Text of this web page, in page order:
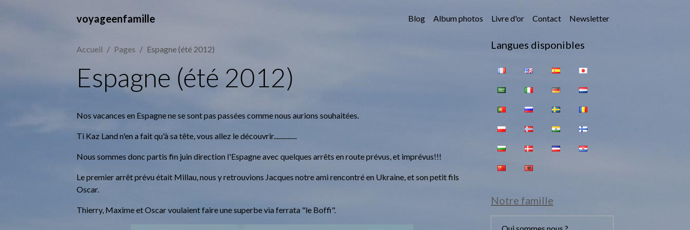
voyageenfamille Blog Album photos Livre d'or Contact Newsletter
Accueil Pages Espagne (été 2012)
Espagne (été 2012)
Nos vacances en Espagne ne se sont pas passées comme nous aurions souhaitées.
Ti Kaz Land n'en a fait qu'à sa tête, vous allez le découvrir...............
Nous sommes donc partis fin juin direction l'Espagne avec quelques arrêts en route prévus, et imprévus!!!
Le premier arrêt prévu était Millau, nous y retrouvions Jacques notre ami rencontré en Ukraine, et son petit fils
Oscar.
Thierry, Maxime et Oscar voulaient faire une superbe via ferrata "le Boffi".
Langues disponibles
Notre famille